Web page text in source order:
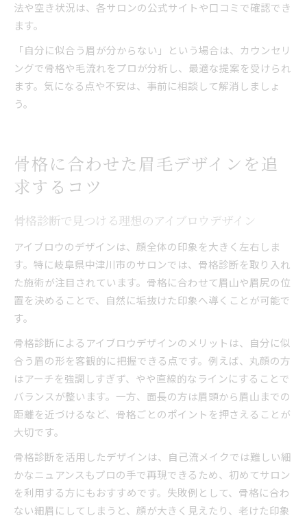
法や空き状況は、各サロンの公式サイトや口コミで確認でき
ます。
「自分に似合う眉が分からない」という場合は、カウンセリ
ングで骨格や毛流れをプロが分析し、最適な提案を受けられ
ます。気になる点や不安は、事前に相談して解消しましょ
う。
骨格に合わせた眉毛デザインを追
求するコツ
骨格診断で見つける理想のアイブロウデザイン
アイブロウのデザインは、顔全体の印象を大きく左右しま
す。特に岐阜県中津川市のサロンでは、骨格診断を取り入れ
た施術が注目されています。骨格に合わせて眉山や眉尻の位
置を決めることで、自然に垢抜けた印象へ導くことが可能で
す。
骨格診断によるアイブロウデザインのメリットは、自分に似
合う眉の形を客観的に把握できる点です。例えば、丸顔の方
はアーチを強調しすぎず、やや直線的なラインにすることで
バランスが整います。一方、面長の方は眉頭から眉山までの
距離を近づけるなど、骨格ごとのポイントを押さえることが
大切です。
骨格診断を活用したデザインは、自己流メイクでは難しい細
かなニュアンスもプロの手で再現できるため、初めてサロン
を利用する方にもおすすめです。失敗例として、骨格に合わ
ない細眉にしてしまうと、顔が大きく見えたり、老けた印象